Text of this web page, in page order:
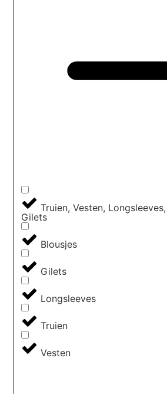
Truien, Vesten,
Gilets
Blousjes
Gilets
Longsleeves
Truien
Vesten